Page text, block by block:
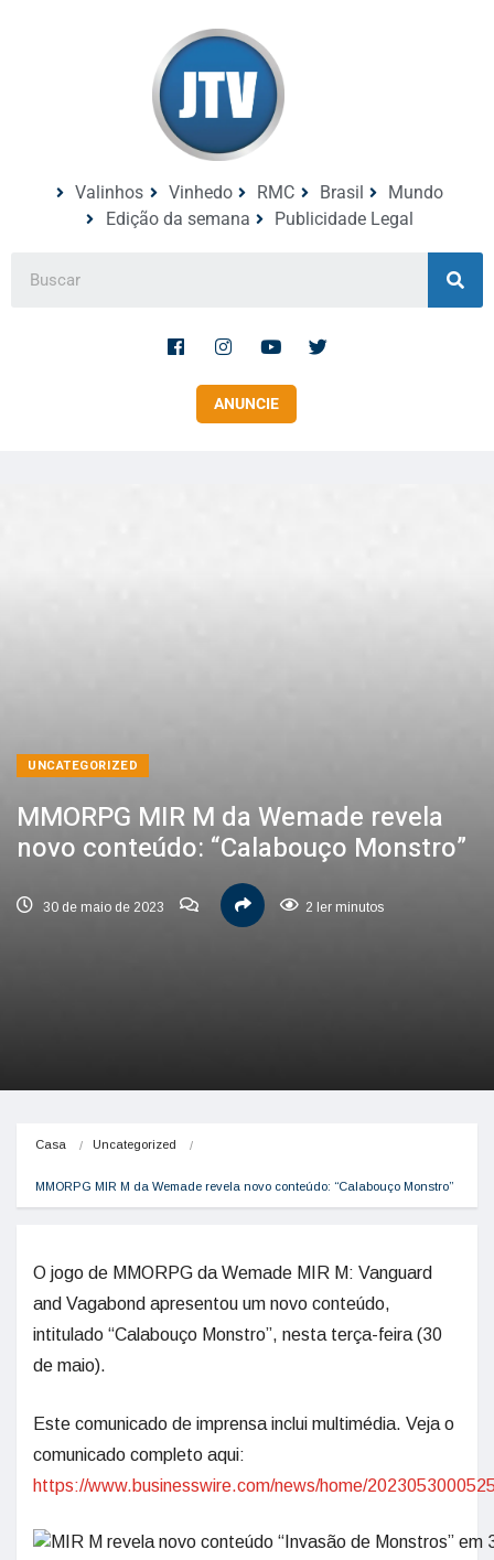
Valinhos Vinhedo RMC Brasil
Mundo
Edição da semana
Publicidade Legal
ANUNCIE
UNCATEGORIZED
MMORPG MIR M da Wemade revela
novo conteúdo: “Calabouço Monstro”
30 de maio de 2023 2 ler minutos
Casa Uncategorized
MMORPG MIR M da Wemade revela novo conteúdo: “Calabouço Monstro”
O jogo de MMORPG da Wemade MIR M: Vanguard
and Vagabond apresentou um novo conteúdo,
intitulado “Calabouço Monstro”, nesta terça-feira (30
de maio).
Este comunicado de imprensa inclui multimédia. Veja o
comunicado completo aqui:
https://www.businesswire.com/news/home/